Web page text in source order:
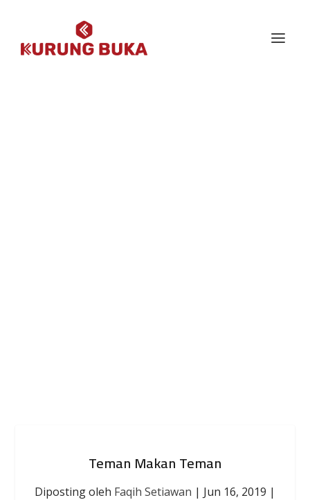
Teman Makan Teman
Diposting oleh Faqih Setiawan | Jun 16, 2019 |